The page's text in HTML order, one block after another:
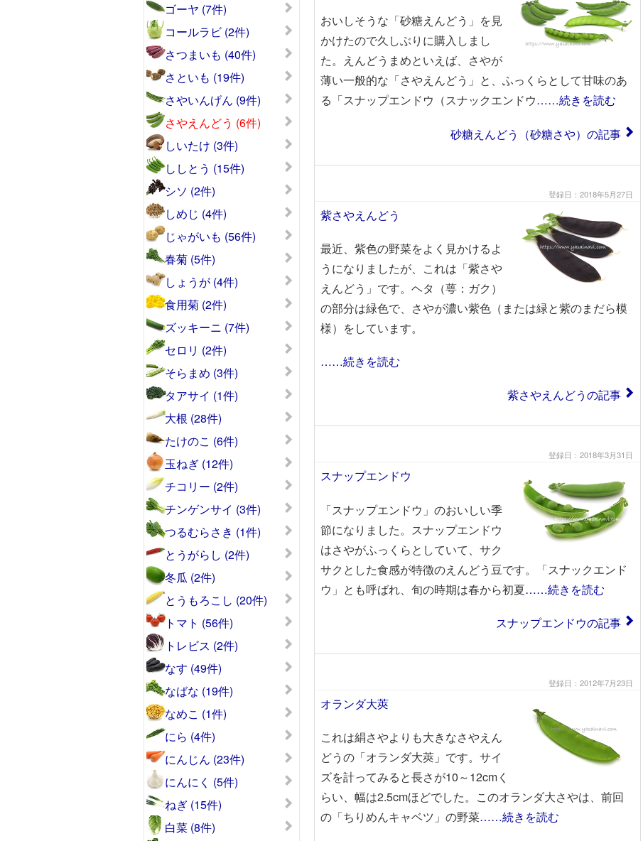
ゴーヤ (7件)
コールラビ (2件)
さつまいも (40件)
さといも (19件)
さやいんげん (9件)
さやえんどう (6件)
しいたけ (3件)
ししとう (15件)
シソ (2件)
しめじ (4件)
じゃがいも (56件)
春菊 (5件)
しょうが (4件)
食用菊 (2件)
ズッキーニ (7件)
セロリ (2件)
そらまめ (3件)
タアサイ (1件)
大根 (28件)
たけのこ (6件)
玉ねぎ (12件)
チコリー (2件)
チンゲンサイ (3件)
つるむらさき (1件)
とうがらし (2件)
冬瓜 (2件)
とうもろこし (20件)
トマト (56件)
トレビス (2件)
なす (49件)
なばな (19件)
なめこ (1件)
にら (4件)
にんじん (23件)
にんにく (5件)
ねぎ (15件)
白菜 (8件)
おいしそうな「砂糖えんどう」を見
かけたので久しぶりに購入しまし
た。えんどうまめといえば、さやが
薄い一般的な「さやえんどう」と、ふっくらとして甘味のあ
る「スナップエンドウ（スナックエンドウ……続きを読む
砂糖えんどう（砂糖さや）の記事
登録日：2018年5月27日
紫さやえんどう
最近、紫色の野菜をよく見かけるよ
うになりましたが、これは「紫さや
えんどう」です。ヘタ（萼：ガク）
の部分は緑色で、さやが濃い紫色（または緑と紫のまだら模
様）をしています。
……続きを読む
紫さやえんどうの記事
登録日：2018年3月31日
スナップエンドウ
「スナップエンドウ」のおいしい季
節になりました。スナップエンドウ
はさやがふっくらとしていて、サク
サクとした食感が特徴のえんどう豆です。「スナックエンド
ウ」とも呼ばれ、旬の時期は春から初夏……続きを読む
スナップエンドウの記事
登録日：2012年7月23日
オランダ大莢
これは絹さやよりも大きなさやえん
どうの「オランダ大莢」です。サイ
ズを計ってみると長さが10～12cmく
らい、幅は2.5cmほどでした。このオランダ大さやは、前回
の「ちりめんキャベツ」の野菜……続きを読む